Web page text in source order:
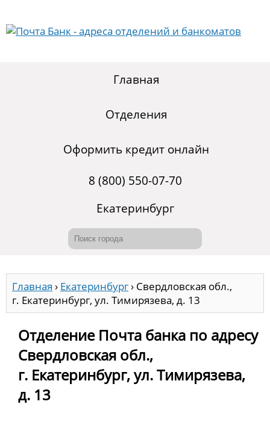
Главная
Отделения
Оформить кредит онлайн
8 (800) 550-07-70
Екатеринбург
Главная › Екатеринбург› Свердловская обл.,
г. Екатеринбург, ул. Тимирязева, д. 13
Отделение Почта банка по адресу
Свердловская обл.,
г. Екатеринбург, ул. Тимирязева,
д. 13